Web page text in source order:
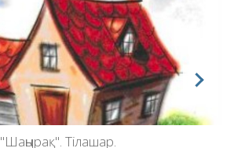
"Шаңырақ". Тілашар.